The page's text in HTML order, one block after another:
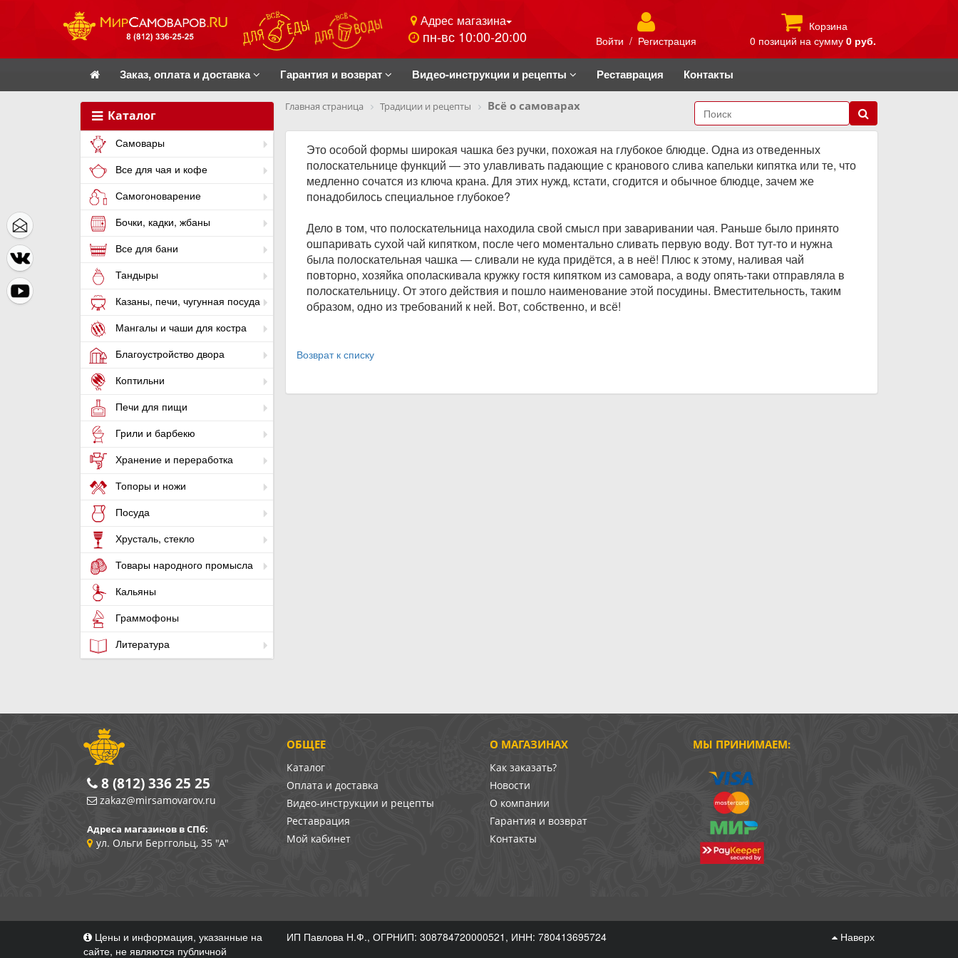
Адрес магазина
пн-вс 10:00-20:00 Войти / Регистрация
Корзина
0 позиций на сумму 0 руб.
Заказ, оплата и доставка Гарантия и возврат Видео-инструкции и рецепты Реставрация Контакты
Каталог
Самовары
Все для чая и кофе
Самогоноварение
Бочки, кадки, жбаны
Все для бани
Тандыры
Казаны, печи, чугунная посуда
Мангалы и чаши для костра
Благоустройство двора
Коптильни
Печи для пищи
Грили и барбекю
Хранение и переработка
Топоры и ножи
Посуда
Хрусталь, стекло
Товары народного промысла
Кальяны
Граммофоны
Литература
Главная страница Традиции и рецепты Всё о самоварах
Это особой формы широкая чашка без ручки, похожая на глубокое блюдце. Одна из отведенных
полоскательнице функций — это улавливать падающие с кранового слива капельки кипятка или те, что
медленно сочатся из ключа крана. Для этих нужд, кстати, сгодится и обычное блюдце, зачем же
понадобилось специальное глубокое?
Дело в том, что полоскательница находила свой смысл при заваривании чая. Раньше было принято
ошпаривать сухой чай кипятком, после чего моментально сливать первую воду. Вот тут-то и нужна
была полоскательная чашка — сливали не куда придётся, а в неё! Плюс к этому, наливая чай
повторно, хозяйка ополаскивала кружку гостя кипятком из самовара, а воду опять-таки отправляла в
полоскательницу. От этого действия и пошло наименование этой посудины. Вместительность, таким
образом, одно из требований к ней. Вот, собственно, и всё!
Возврат к списку
О МАГАЗИНАХ
Как заказать?
Новости
О компании
Гарантия и возврат
Контакты
ОБЩЕЕ
Каталог
Оплата и доставка
Видео-инструкции и рецепты
Реставрация
Мой кабинет
МЫ ПРИНИМАЕМ:
8 (812) 336 25 25
zakaz@mirsamovarov.ru
Адреса магазинов в СПб:
ул. Ольги Берггольц, 35 "А"
Цены и информация, указанные на
сайте, не являются публичной
ИП Павлова Н.Ф., ОГРНИП: 308784720000521, ИНН: 780413695724 Наверх